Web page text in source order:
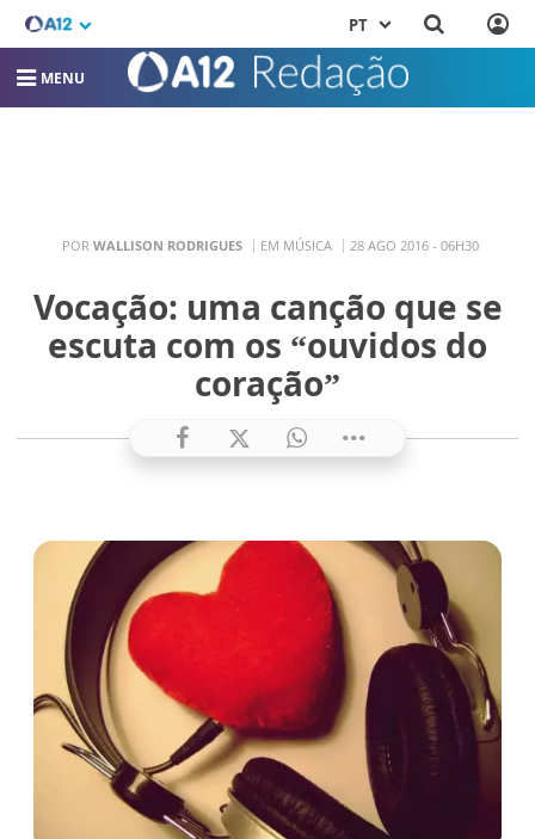
PT
MENU
POR WALLISON RODRIGUES EM MÚSICA 28 AGO 2016 - 06H30
Vocação: uma canção que se
escuta com os “ouvidos do
coração”